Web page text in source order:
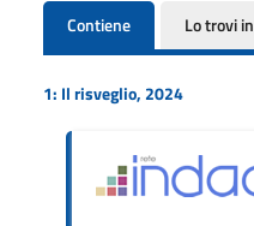
Contiene Lo trovi in
1: Il risveglio, 2024